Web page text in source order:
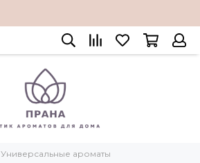
Универсальные ароматы